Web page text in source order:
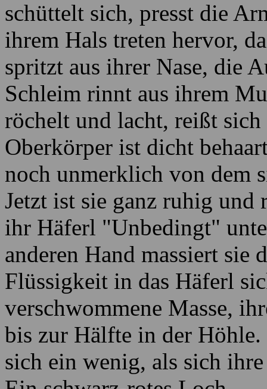
schüttelt sich, presst die
ihrem Hals treten hervor,
spritzt aus ihrer Nase, die
Schleim rinnt aus ihrem
röchelt und lacht, reißt
Oberkörper ist dicht
noch unmerklich von dem
Jetzt ist sie ganz ruhig und
ihr Häferl "Unbedingt"
anderen Hand massiert sie
Flüssigkeit in das Häferl
verschwommene Masse,
bis zur Hälfte in der Höhle.
sich ein wenig, als sich